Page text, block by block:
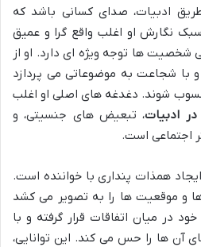
ادبیات، صدای کسانی باشد که
نگارش او اغلب واقع گرا و عمیق
شخصیت ها توجه ویژه ای دارد. او از
و با شجاعت به موضوعاتی می پردازد
شوند. دغدغه های اصلی او اغلب
ادبیات، تبعیض های جنسیتی، و
اجتماعی است.
ایجاد همذات پنداری با خواننده است.
و موقعیت ها را به تصویر می کشد
در میان اتفاقات قرار گرفته و با
آن ها را حس می کند. این توانایی،